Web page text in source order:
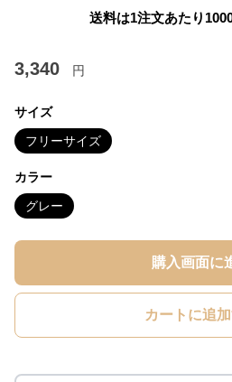
送料は1注文あたり
3,340 円
サイズ
フリーサイズ
カラー
グレー
購入画面に
カートに追